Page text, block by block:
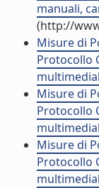
manuali,
(http://
Misure di
Protocollo
Misure di
Protocollo
Misure di
Protocollo